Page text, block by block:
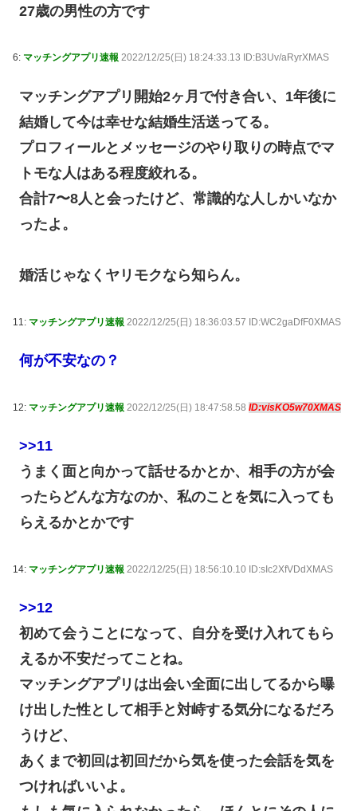
27歳の男性の方です
6: マッチングアプリ速報 2022/12/25(日) 18:24:33.13 ID:B3Uv/aRyrXMAS
マッチングアプリ開始2ヶ月で付き合い、1年後に
結婚して今は幸せな結婚生活送ってる。
プロフィールとメッセージのやり取りの時点でマ
トモな人はある程度絞れる。
合計7〜8人と会ったけど、常識的な人しかいなか
ったよ。
婚活じゃなくヤリモクなら知らん。
11: マッチングアプリ速報 2022/12/25(日) 18:36:03.57 ID:WC2gaDfF0XMAS
何が不安なの？
12: マッチングアプリ速報 2022/12/25(日) 18:47:58.58 ID:visKO5w70XMAS
>>11
うまく面と向かって話せるかとか、相手の方が会
ったらどんな方なのか、私のことを気に入っても
らえるかとかです
14: マッチングアプリ速報 2022/12/25(日) 18:56:10.10 ID:sIc2XfVDdXMAS
>>12
初めて会うことになって、自分を受け入れてもら
えるか不安だってことね。
マッチングアプリは出会い全面に出してるから曝
け出した性として相手と対峙する気分になるだろ
うけど、
あくまで初回は初回だから気を使った会話を気を
つければいいよ。